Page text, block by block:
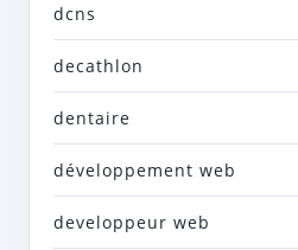
dcns
decathlon
dentaire
développement web
developpeur web